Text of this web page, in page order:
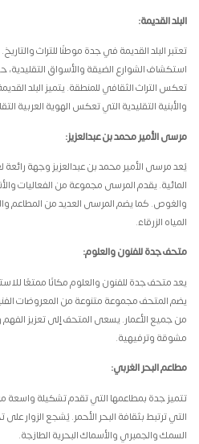
البلد القديمة:
تعتبر البلد القديمة في جدة موطنًا للتراث
استكشاف الشوارع الضيقة والأسواق التقليدية،
تعكس التراث الثقافي للمنطقة. يتميز البلد
والأبنية التقليدية التي تعكس الهوية العربية
مرسى الأمير محمد بن عبدالعزيز:
يُعد مرسى الأمير محمد بن عبدالعزيز وجهة رائعة
المائية. يقدم المرسى مجموعة من الفعاليات
والغوص. كما يضم المرسى العديد من المطاعم
المياه الزرقاء.
متحف جدة للفنون والعلوم:
يعد متحف جدة للفنون والعلوم مكانًا ممتعًا
يضم المتحف مجموعة متنوعة من المعروضات الفنية
من جميع الأعمار. يسعى المتحف إلى تعزيز الفهم
مشوقة وترفيهية.
مطاعم البحر الغربي:
تتميز جدة بمطاعمها التي تقدم تشكيلة واسعة
التي ترتبط بثقافة البحر الأحمر. يُشجع الزوار
السمك والجمبري والأسماك البحرية الطازجة.